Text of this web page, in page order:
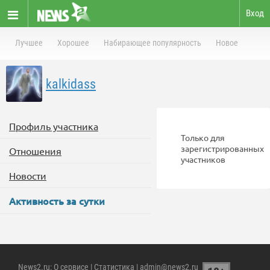
Вход
Лучшее Хорошее Набирающее популярность Новое
kalkidass
Профиль участника
Отношения
Новости
Активность за сутки
Только для
зарегистрированных
участников
News2.ru: О сервисе | Статистика | admin@news2.ru